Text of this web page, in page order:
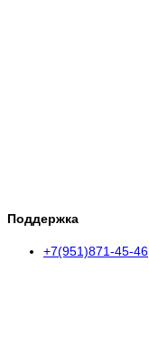
Поддержка
+7(951)871-45-46